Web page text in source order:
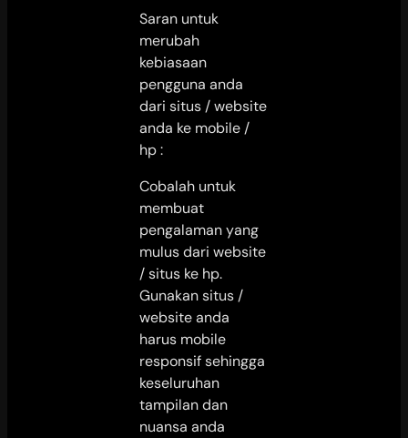
Saran untuk
merubah
kebiasaan
pengguna anda
dari situs / website
anda ke mobile /
hp :
Cobalah untuk
membuat
pengalaman yang
mulus dari website
/ situs ke hp.
Gunakan situs /
website anda
harus mobile
responsif sehingga
keseluruhan
tampilan dan
nuansa anda